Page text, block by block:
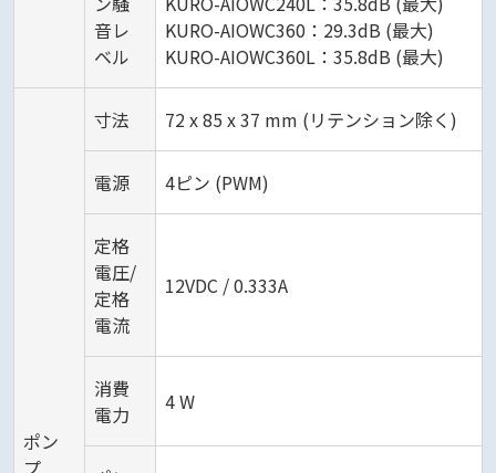
音レ
ベル
KURO-AIOWC360：29.3dB (最大)
KURO-AIOWC360L：35.8dB (最大)
ポン
寸法 72 x 85 x 37 mm (リテンション除く)
電源 4ピン (PWM)
定格
電圧/
定格
電流
12VDC / 0.333A
消費
電力
4 W